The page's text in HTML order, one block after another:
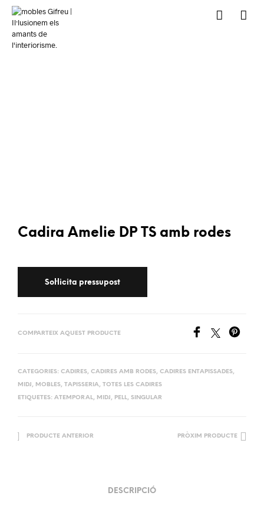
Cadira Amelie DP TS amb rodes
COMPARTEIX AQUEST PRODUCTE
CATEGORIES: CADIRES, CADIRES AMB RODES, CADIRES ENTAPISSADES,
MIDJ, MOBLES, TAPISSERIA, TOTES LES CADIRES
ETIQUETES: ATEMPORAL, MIDJ, PELL, SINGULAR
PRODUCTE ANTERIOR PRÒXIM PRODUCTE
DESCRIPCIÓ